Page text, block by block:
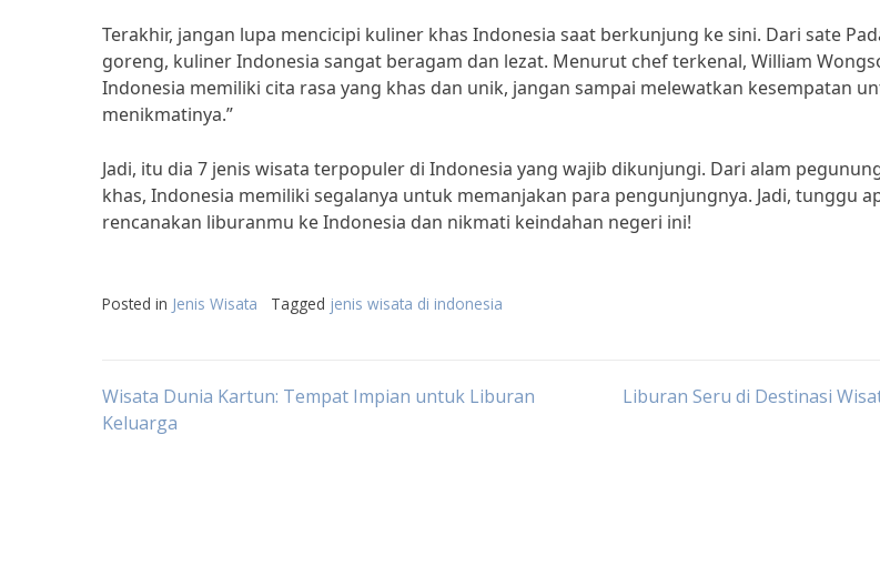
Terakhir, jangan lupa mencicipi kuliner khas Indonesia saat berkunjung ke sini. Dari sate
goreng, kuliner Indonesia sangat beragam dan lezat. Menurut chef terkenal, William
Indonesia memiliki cita rasa yang khas dan unik, jangan sampai melewatkan kesempatan
menikmatinya.”
Jadi, itu dia 7 jenis wisata terpopuler di Indonesia yang wajib dikunjungi. Dari alam
khas, Indonesia memiliki segalanya untuk memanjakan para pengunjungnya. Jadi, tunggu
rencanakan liburanmu ke Indonesia dan nikmati keindahan negeri ini!
Posted in Jenis Wisata Tagged jenis wisata di indonesia
Post
Wisata Dunia Kartun: Tempat Impian untuk Liburan
Keluarga
Liburan Seru di Destinasi